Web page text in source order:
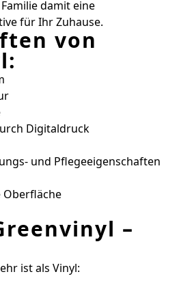
damit eine
für Ihr Zuhause.
von
Digitaldruck
und Pflegeeigenschaften
–
ist als Vinyl: